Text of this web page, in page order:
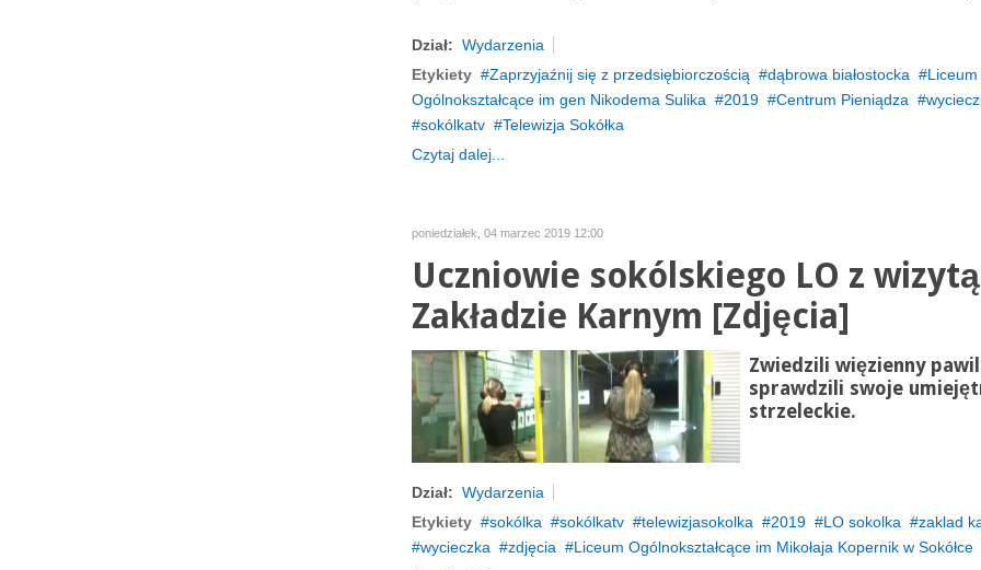
Dział: Wydarzenia
Etykiety
Zaprzyjaźnij się z przedsiębiorczością dąbrowa białostocka
Liceum
Ogólnokształcące im gen Nikodema Sulika
2019 Centrum Pieniądza
sokólkatv
Telewizja Sokółka
Czytaj dalej...
poniedziałek, 04 marzec 2019 12:00
Uczniowie sokólskiego LO z
Zakładzie Karnym [Zdjęcia]
Zwiedzili więzienny
sprawdzili swoje
strzeleckie.
Dział: Wydarzenia
Etykiety
sokólka sokólkatv telewizjasokolka 2019 LO sokolka
zaklad
wycieczka
zdjęcia
Liceum Ogólnokształcące im Mikołaja Kopernik w Sokółce